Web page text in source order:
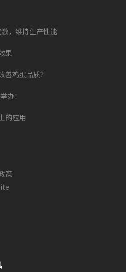
，维持生产性能
果
善鸡蛋品质？
办！
的应用
策